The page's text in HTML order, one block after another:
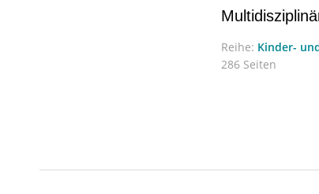
Reihe: Kinder-
286 Seiten